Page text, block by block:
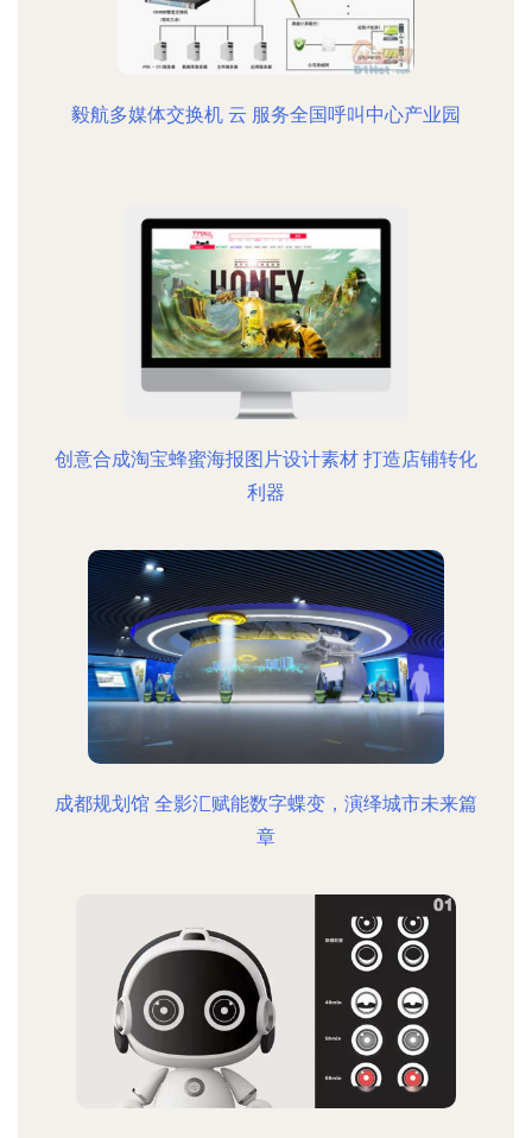
毅航多媒体交换机 云 服务全国呼叫中心产业园
创意合成淘宝蜂蜜海报图片设计素材 打造店铺转化
利器
成都规划馆 全影汇赋能数字蝶变，演绎城市未来篇
章